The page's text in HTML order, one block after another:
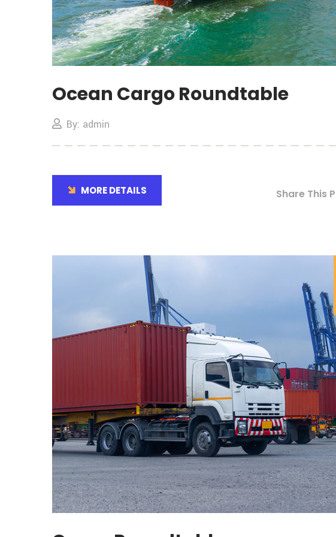
Ocean Cargo Roundtable
By: admin
MORE DETAILS Share This